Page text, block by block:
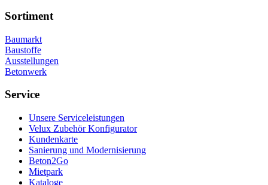
Sortiment
Baumarkt
Baustoffe
Ausstellungen
Betonwerk
Service
Unsere Serviceleistungen
Velux Zubehör Konfigurator
Kundenkarte
Sanierung und Modernisierung
Beton2Go
Mietpark
Kataloge